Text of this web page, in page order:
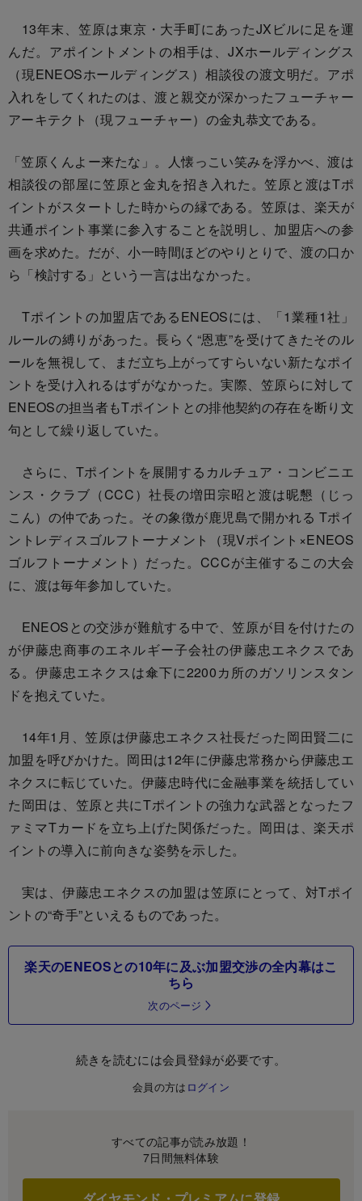
13年末、笠原は東京・大手町にあったJXビルに足を運
んだ。アポイントメントの相手は、JXホールディングス
（現ENEOSホールディングス）相談役の渡文明だ。アポ
入れをしてくれたのは、渡と親交が深かったフューチャー
アーキテクト（現フューチャー）の金丸恭文である。
「笠原くんよー来たな」。人懐っこい笑みを浮かべ、渡は
相談役の部屋に笠原と金丸を招き入れた。笠原と渡はTポ
イントがスタートした時からの縁である。笠原は、楽天が
共通ポイント事業に参入することを説明し、加盟店への参
画を求めた。だが、小一時間ほどのやりとりで、渡の口か
ら「検討する」という一言は出なかった。
Tポイントの加盟店であるENEOSには、「1業種1社」
ルールの縛りがあった。長らく“恩恵”を受けてきたそのル
ールを無視して、まだ立ち上がってすらいない新たなポイ
ントを受け入れるはずがなかった。実際、笠原らに対して
ENEOSの担当者もTポイントとの排他契約の存在を断り文
句として繰り返していた。
さらに、Tポイントを展開するカルチュア・コンビニエ
ンス・クラブ（CCC）社長の増田宗昭と渡は昵懇（じっ
こん）の仲であった。その象徴が鹿児島で開かれる Tポイ
ントレディスゴルフトーナメント（現Vポイント×ENEOS
ゴルフトーナメント）だった。CCCが主催するこの大会
に、渡は毎年参加していた。
ENEOSとの交渉が難航する中で、笠原が目を付けたの
が伊藤忠商事のエネルギー子会社の伊藤忠エネクスであ
る。伊藤忠エネクスは傘下に2200カ所のガソリンスタン
ドを抱えていた。
14年1月、笠原は伊藤忠エネクス社長だった岡田賢二に
加盟を呼びかけた。岡田は12年に伊藤忠常務から伊藤忠エ
ネクスに転じていた。伊藤忠時代に金融事業を統括してい
た岡田は、笠原と共にTポイントの強力な武器となったフ
ァミマTカードを立ち上げた関係だった。岡田は、楽天ポ
イントの導入に前向きな姿勢を示した。
実は、伊藤忠エネクスの加盟は笠原にとって、対Tポイ
ントの“奇手”といえるものであった。
楽天のENEOSとの10年に及ぶ加盟交渉の全内幕はこ
ちら
次のページ
続きを読むには会員登録が必要です。
会員の方は ログイン
すべての記事が読み放題！
7日間無料体験